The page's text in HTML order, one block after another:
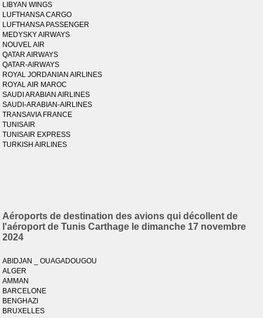
LIBYAN WINGS
LUFTHANSA CARGO
LUFTHANSA PASSENGER
MEDYSKY AIRWAYS
NOUVEL AIR
QATAR AIRWAYS
QATAR-AIRWAYS
ROYAL JORDANIAN AIRLINES
ROYAL AIR MAROC
SAUDI ARABIAN AIRLINES
SAUDI-ARABIAN-AIRLINES
TRANSAVIA FRANCE
TUNISAIR
TUNISAIR EXPRESS
TURKISH AIRLINES
Aéroports de destination des avions qui décollent de
l'aéroport de Tunis Carthage le dimanche 17 novembre
2024
ABIDJAN _ OUAGADOUGOU
ALGER
AMMAN
BARCELONE
BENGHAZI
BRUXELLES